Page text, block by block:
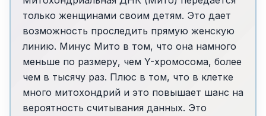
только женщинами своим детям. Это дает
возможность проследить прямую женскую
линию. Минус Мито в том, что она намного
меньше по размеру, чем Y-хромосома, более
чем в тысячу раз. Плюс в том, что в клетке
много митохондрий и это повышает шанс на
вероятность считывания данных. Это